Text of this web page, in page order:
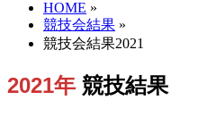
HOME »
競技会結果 »
競技会結果2021
2021年 競技結果